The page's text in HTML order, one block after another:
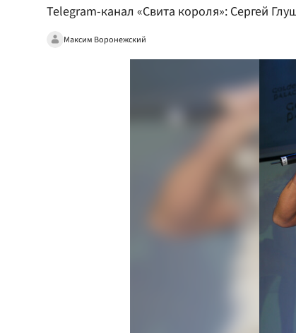
Telegram-канал «Свита короля»: Сергей
Максим Воронежский